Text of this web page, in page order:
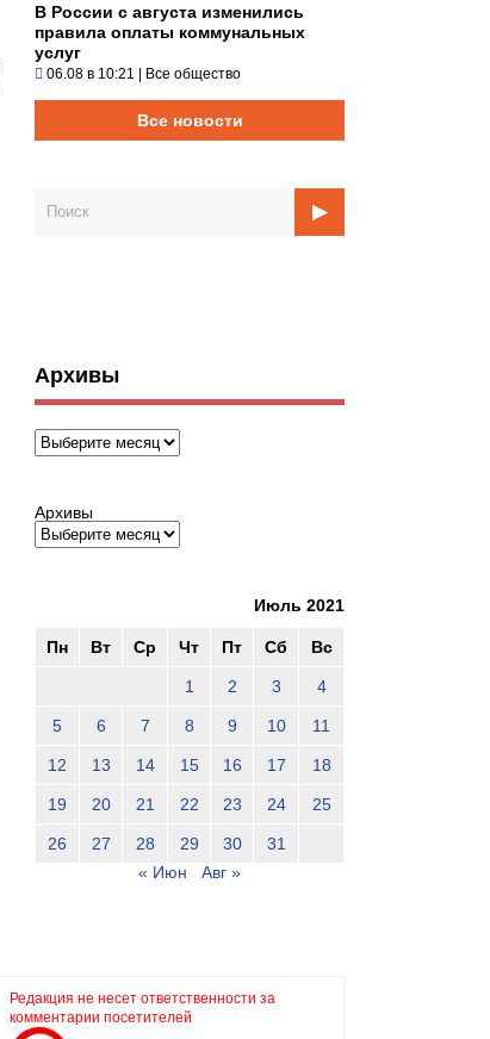
В России с августа изменились
правила оплаты коммунальных
услуг
06.08 в 10:21 | Все общество
Все новости
Архивы
Архивы
Архивы
Июль 2021
Пн Вт Ср Чт Пт Сб Вс
1 2 3 4
5 6 7 8 9 10 11
12 13 14 15 16 17 18
19 20 21 22 23 24 25
26 27 28 29 30
31
« Июн
Авг »
Редакция не несет ответственности за
комментарии посетителей